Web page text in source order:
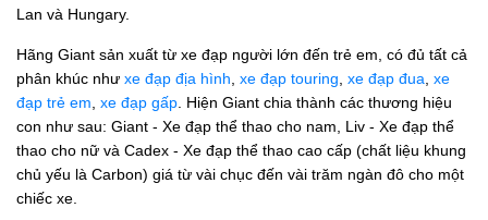
Lan và Hungary.
Hãng Giant sản xuất từ xe đạp người lớn đến trẻ em, có đủ tất cả
phân khúc như xe đạp địa hình xe đạp touring xe đạp đua xe
đạp trẻ em xe đạp gấp . Hiện Giant chia thành các thương hiệu
con như sau: Giant - Xe đạp thể thao cho nam, Liv - Xe đạp thể
thao cho nữ và Cadex - Xe đạp thể thao cao cấp (chất liệu khung
chủ yếu là Carbon) giá từ vài chục đến vài trăm ngàn đô cho một
chiếc xe.